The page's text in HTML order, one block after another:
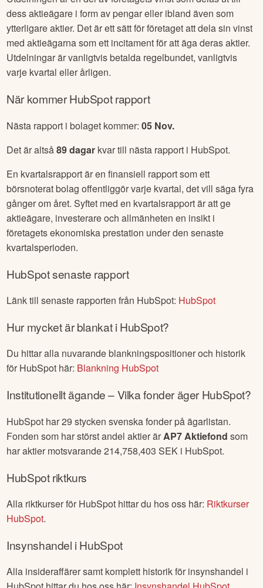
dess aktieägare i form av pengar eller ibland även som
ytterligare aktier. Det är ett sätt för företaget att dela sin vinst
med aktieägarna som ett incitament för att äga deras aktier.
Utdelningar är vanligtvis betalda regelbundet, vanligtvis
varje kvartal eller årligen.
När kommerHubSpotrapport
Nästa rapport i bolaget kommer:05 Nov.
Det är altså89dagar kvar till nästa rapport i HubSpot.
En kvartalsrapport är en finansiell rapport som ett
börsnoterat bolag offentliggör varje kvartal, det vill säga fyra
gånger om året. Syftet med en kvartalsrapport är att ge
aktieägare, investerare och allmänheten en insikt i
företagets ekonomiska prestation under den senaste
kvartalsperioden.
HubSpotsenaste rapport
Länk till senaste rapporten från HubSpot: HubSpot
Hur mycket är blankat iHubSpot?
Du hittar alla nuvarande blankningspositioner och historik
för HubSpot här: Blankning HubSpot
Institutionellt ägande – Vilka fonder ägerHubSpot?
HubSpot har29 stycken svenska fonder på ägarlistan.
Fonden som har störst andel aktier ärAP7 Aktiefond som
har aktier motsvarande214,758,403 SEK i HubSpot.
HubSpotriktkurs
Alla riktkurser för HubSpot hittar du hos oss här: Riktkurser
HubSpot.
Insynshandel iHubSpot
Alla insideraffärer samt komplett historik för insynshandel i